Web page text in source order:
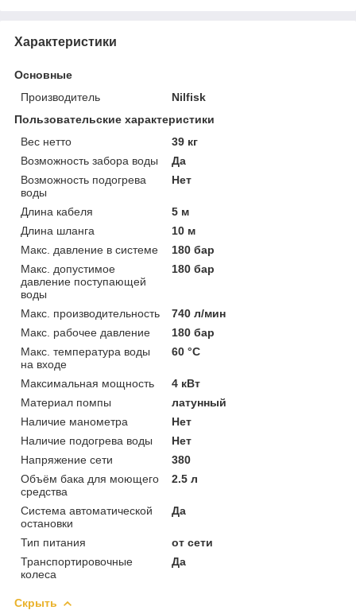
Характеристики
Основные
Производитель
Nilfisk
Пользовательские характеристики
Вес нетто
39 кг
Возможность забора воды
Да
Возможность подогрева
воды
Нет
Длина кабеля
5 м
Длина шланга
10 м
Макс. давление в системе
180 бар
Макс. допустимое
давление поступающей
воды
180 бар
Макс. производительность
740 л/мин
Макс. рабочее давление
180 бар
Макс. температура воды
на входе
60 °C
Максимальная мощность
4 кВт
Материал помпы
латунный
Наличие манометра
Нет
Наличие подогрева воды
Нет
Напряжение сети
380
Объём бака для моющего
средства
2.5 л
Система автоматической
остановки
Да
Тип питания
от сети
Транспортировочные
колеса
Да
Скрыть